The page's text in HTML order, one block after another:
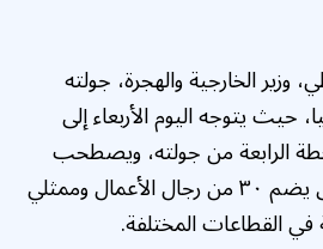
وزير الخارجية والهجرة، جولته
حيث يتوجه اليوم الأربعاء إلى
الرابعة من جولته، ويصطحب
معه وفداً رفيع المستوى يضم ٣٠ من رجال الأعمال وممثلي
القطاعات المختلفة.